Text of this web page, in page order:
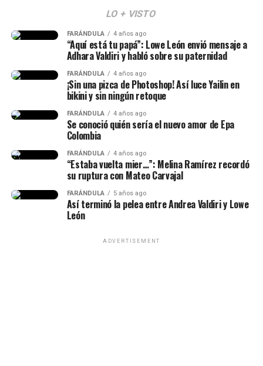
Epa Colombia y su abogada (Imagen
tomada de IG Rechismes)
reacciones y se avivaron luego de que Calderón contara,
en una dinámica de preguntas y respuestas en sus
historias de Instagram, q
desde hace siete años.
“Lo conocí hace siete años, ha
sido la historia de amor más
impactante de la historia y, a
pesar de muchos bajos y altos,
siempre estuvo para mí”, había
dicho.
(Recuerda dar clic en la imagen)
LO + VISTO
FARÁNDULA 4 años ago
“Aquí está tu papá”: Lowe León envió mensaje a
Adhara Valdiri y habló sobre su paternidad
FARÁNDULA 4 años ago
¡Sin una pizca de Photoshop! Así luce Yailin en
bikini y sin ningún retoque
FARÁNDULA 4 años ago
Se conoció quién sería el nuevo amor de Epa
Colombia
FARÁNDULA 4 años ago
“Estaba vuelta mier…”: Melina Ramírez recordó
su ruptura con Mateo Carvajal
FARÁNDULA 5 años ago
Así terminó la pelea entre Andrea Valdiri y Lowe
León
ADVERTISEMENT